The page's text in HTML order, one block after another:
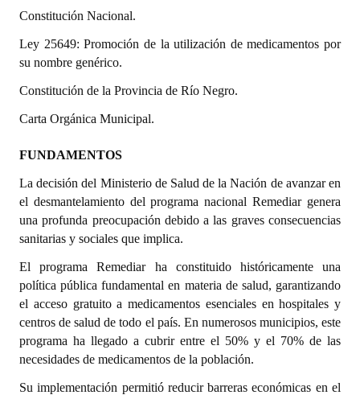
Constitución Provincial
Carta Orgánica 2007
Reglamento Interno
Digesto
Organigrama
DOCUMENTOS
Informes de Gestión
Dictámenes Asesoría Letrada
Actas de Sesión
Informes de Unidad Coordinadora
Ejecución Presupuestaria
Constitución Nacional.
Ley 25649: Promoción de la utilización de medicamentos por
su nombre genérico.
Constitución de la Provincia de Río Negro.
Carta Orgánica Municipal.
FUNDAMENTOS
La decisión del Ministerio de Salud de la Nación de avanzar en
el desmantelamiento del programa nacional Remediar genera
una profunda preocupación debido a las graves consecuencias
sanitarias y sociales que implica.
El programa Remediar ha constituido históricamente una
política pública fundamental en materia de salud, garantizando
el acceso gratuito a medicamentos esenciales en hospitales y
centros de salud de todo el país. En numerosos municipios, este
programa ha llegado a cubrir entre el 50% y el 70% de las
necesidades de medicamentos de la población.
Su implementación permitió reducir barreras económicas en el